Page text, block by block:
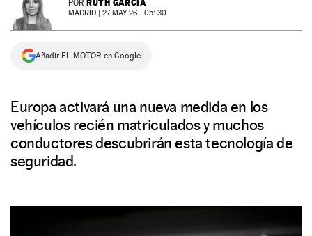
NEWSLETTER
SÍGUENOS
POR RUTH GARCÍA
MADRID | 27 MAY 26 - 05: 30
Añadir EL MOTOR en Google
Europa activará una nueva medida en los
vehículos recién matriculados y muchos
conductores descubrirán esta tecnología de
seguridad.